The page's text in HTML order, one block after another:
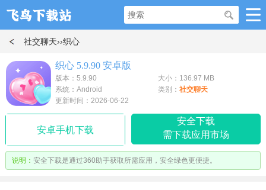
社交聊天››织心
织心 5.9.90 安卓版
版本：5.9.90
大小：136.97 MB
系统：Android
类别： 社交聊天
更新时间：2026-06-22
安卓手机下载
安全下载
需下载应用市场
说明： 安全下载是通过360助手获取所需应用，安全绿色更便捷。